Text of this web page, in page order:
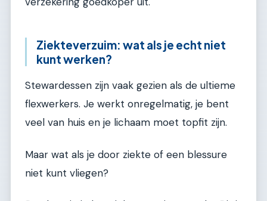
Ziekteverzuim: wat als je echt niet
kunt werken?
Stewardessen zijn vaak gezien als de ultieme
flexwerkers. Je werkt onregelmatig, je bent
veel van huis en je lichaam moet topfit zijn.
Maar wat als je door ziekte of een blessure
niet kunt vliegen?